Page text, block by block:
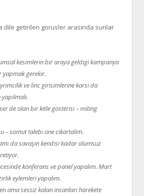
dile getirilen gorusler arasinda sunlar
kesimlerin bir araya geldigi kampanya
yapmak gerekir.
ve linc girisimlerine karsi da
de olan bir kitle gosterisi – miting
– somut talebi one cikartalim.
da savaşın kendisi kadar olumsuz
konferans ve panel yapalım. Mart
eylemleri yapalım.
ama sessiz kalan insanları harekete